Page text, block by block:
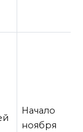
Начало
ноября